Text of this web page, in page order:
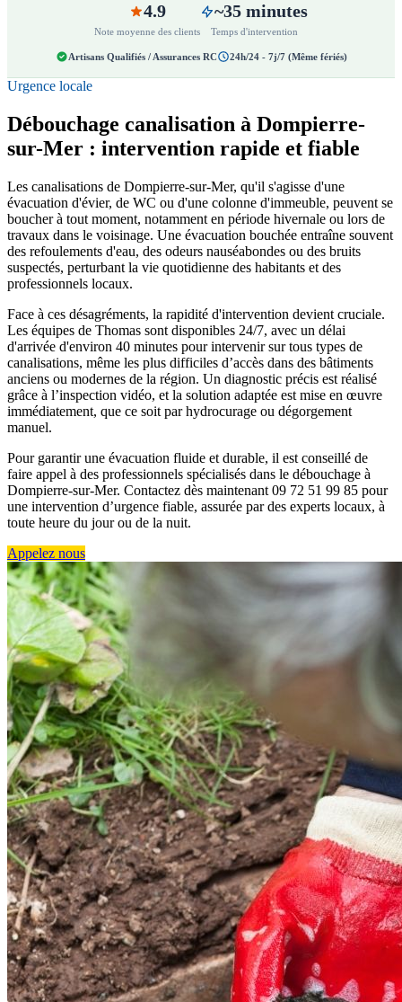
4.9
Note moyenne des clients
~35 minutes
Temps d'intervention
Artisans Qualifiés / Assurances RC 24h/24 - 7j/7 (Même fériés)
Urgence locale
Débouchage canalisation à Dompierre-
sur-Mer : intervention rapide et fiable
Les canalisations de Dompierre-sur-Mer, qu'il s'agisse d'une
évacuation d'évier, de WC ou d'une colonne d'immeuble, peuvent se
boucher à tout moment, notamment en période hivernale ou lors de
travaux dans le voisinage. Une évacuation bouchée entraîne souvent
des refoulements d'eau, des odeurs nauséabondes ou des bruits
suspectés, perturbant la vie quotidienne des habitants et des
professionnels locaux.
Face à ces désagréments, la rapidité d'intervention devient cruciale.
Les équipes de Thomas sont disponibles 24/7, avec un délai
d'arrivée d'environ 40 minutes pour intervenir sur tous types de
canalisations, même les plus difficiles d’accès dans des bâtiments
anciens ou modernes de la région. Un diagnostic précis est réalisé
grâce à l’inspection vidéo, et la solution adaptée est mise en œuvre
immédiatement, que ce soit par hydrocurage ou dégorgement
manuel.
Pour garantir une évacuation fluide et durable, il est conseillé de
faire appel à des professionnels spécialisés dans le débouchage à
Dompierre-sur-Mer. Contactez dès maintenant 09 72 51 99 85 pour
une intervention d’urgence fiable, assurée par des experts locaux, à
toute heure du jour ou de la nuit.
Appelez nous